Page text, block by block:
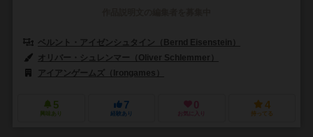
ベルント・アイゼンシュタイン（Bernd Eisenstein）
オリバー・シュレンマー（Oliver Schlemmer）
アイアンゲームズ（Irongames）
5
興味あり
7
経験あり
0
お気に入り
4
持ってる